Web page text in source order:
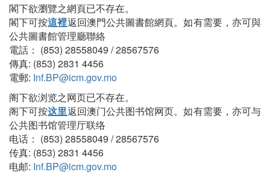
閣下欲瀏覽之網頁已不存在。
閣下可按這裡返回澳門公共圖書館網頁。如有需要，亦可與
公共圖書館管理廳聯絡
電話： (853) 28558049 / 28567576
傳真: (853) 2831 4456
電郵: Inf.BP@icm.gov.mo
阁下欲浏览之网页已不存在。
阁下可按这里返回澳门公共图书馆网页。如有需要，亦可与
公共图书馆管理厅联络
电话： (853) 28558049 / 28567576
传真: (853) 2831 4456
电邮: Inf.BP@icm.gov.mo